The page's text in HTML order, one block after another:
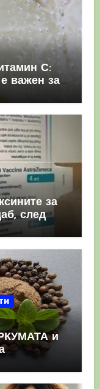
С:
важен за
за
след
и